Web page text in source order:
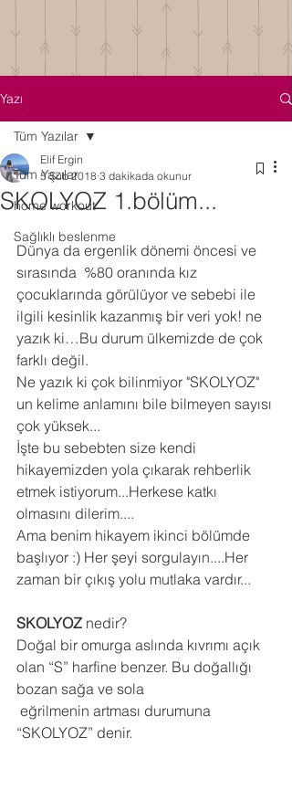
Yazı
Tüm Yazılar
home workout
Sağlıklı beslenme
Tüm Yazılar
SKOLYOZ 1.bölüm...
Elif Ergin
5 Şub 2018 3 dakikada okunur
Dünya da ergenlik dönemi öncesi ve
sırasında  %80 oranında kız
çocuklarında görülüyor ve sebebi ile
ilgili kesinlik kazanmış bir veri yok! ne
yazık ki…Bu durum ülkemizde de çok
farklı değil.
Ne yazık ki çok bilinmiyor "SKOLYOZ"
un kelime anlamını bile bilmeyen sayısı
çok yüksek...
İşte bu sebebten size kendi
hikayemizden yola çıkarak rehberlik
etmek istiyorum...Herkese katkı
olmasını dilerim....
Ama benim hikayem ikinci bölümde
başlıyor :) Her şeyi sorgulayın....Her
zaman bir çıkış yolu mutlaka vardır...
SKOLYOZ nedir?
Doğal bir omurga aslında kıvrımı açık
olan “S” harfine benzer. Bu doğallığı
bozan sağa ve sola
“SKOLYOZ” denir.